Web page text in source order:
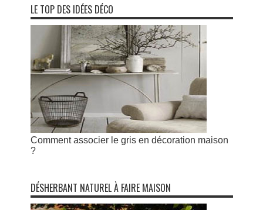
LE TOP DES IDÉES DÉCO
Comment associer le gris en décoration maison
?
DÉSHERBANT NATUREL À FAIRE MAISON